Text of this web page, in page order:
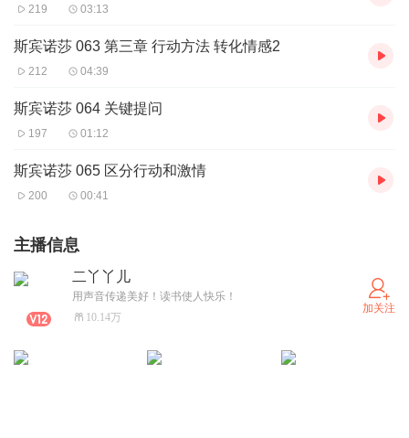
219 03:13
斯宾诺莎 063 第三章 行动方法 转化情感2
212 04:39
斯宾诺莎 064 关键提问
197 01:12
斯宾诺莎 065 区分行动和激情
200 00:41
主播信息
二丫丫儿
用声音传递美好！读书使人快乐！
10.14万
加关注